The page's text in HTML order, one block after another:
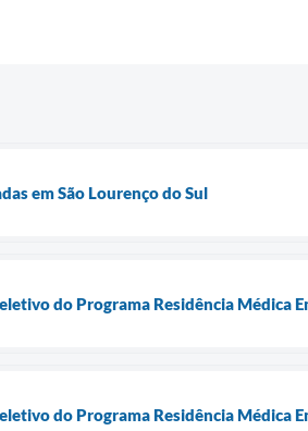
em São Lourenço do Sul
do Programa Residência Médica
do Programa Residência Médica